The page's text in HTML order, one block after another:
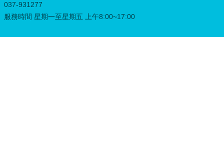
037-931277
服務時間 星期一至星期五 上午8:00~17:00